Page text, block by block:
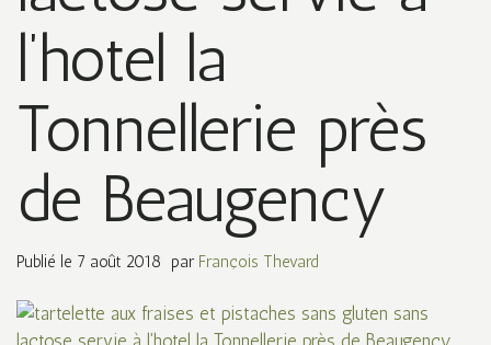
l’hotel la
Tonnellerie près
de Beaugency
Publié le 7 août 2018 par François Thevard